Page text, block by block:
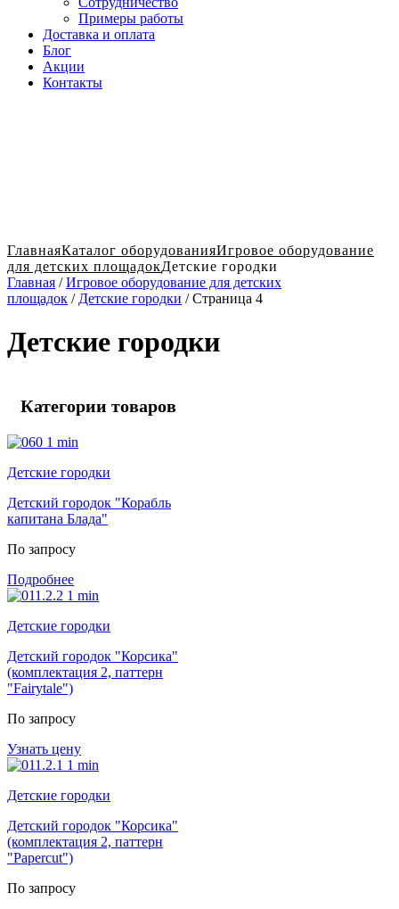
Примеры работы
Доставка и оплата
Блог
Акции
Контакты
ГлавнаяКаталог оборудованияИгровое оборудование
для детских площадокДетские городки
Главная /Игровое оборудование для детских
площадок / Детские городки / Страница 4
Детские городки
Категории товаров
Детские городки
Детский городок "Корабль
капитана Блада"
По запросу
Подробнее
Детские городки
Детский городок "Корсика"
(комплектация 2, паттерн
"Fairytale")
По запросу
Узнать цену
Детские городки
Детский городок "Корсика"
(комплектация 2, паттерн
"Papercut")
По запросу